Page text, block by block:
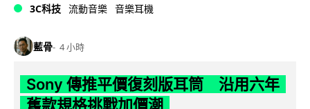
3C科技 流動音樂 音樂耳機
藍骨 4 小時
Sony 傳推平價復刻版耳筒 沿用六年
舊款規格挑戰加價潮